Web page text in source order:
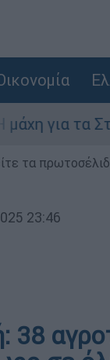
για τα Στενά
τα
23:46
38